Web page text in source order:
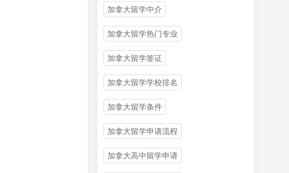
加拿大留学中介
加拿大留学热门专业
加拿大留学签证
加拿大留学学校排名
加拿大留学条件
加拿大留学申请流程
加拿大高中留学申请